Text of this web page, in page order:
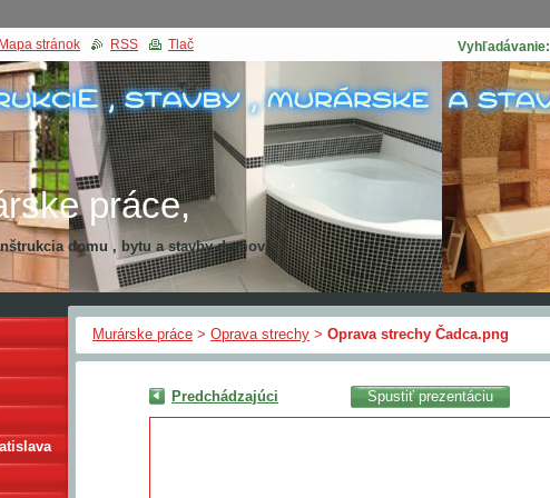
práce,
domu
domu , bytu a stavby domov
Murárske práce > Oprava strechy > Oprava strechy Čadca.png
Predchádzajúci Spustiť prezentáciu
Mapa stránok RSS Tlač Vyhľadávanie: